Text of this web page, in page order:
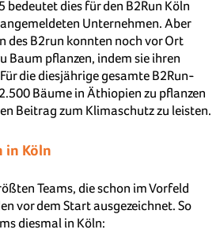
bedeutet dies für den B2Run Köln
Unternehmen. Aber
des B2run konnten noch vor Ort
Baum pflanzen, indem sie ihren
die diesjährige gesamte B2Run-
Bäume in Äthiopien zu pflanzen
Beitrag zum Klimaschutz zu leisten.
in Köln
Teams, die schon im Vorfeld
vor dem Start ausgezeichnet. So
diesmal in Köln: